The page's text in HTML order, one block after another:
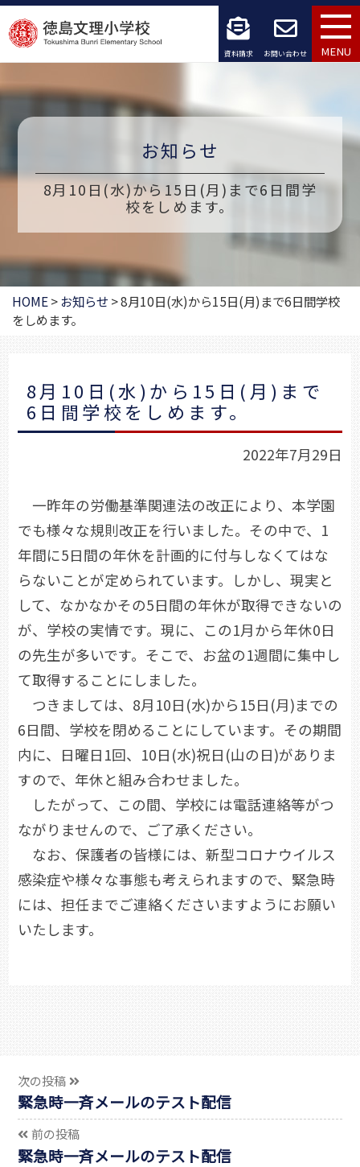
コ
ン
へ
ッ
プ
資料請求 お問い合わせ MENU
お知らせ
8月10日(水)から15日(月)まで6日間学
校をしめます。
HOME>お知らせ >8月10日(水)から15日(月)まで6日間学校
をしめます。
8月10日(水)から15日(月)まで
6日間学校をしめます。
2022年7月29日
一昨年の労働基準関連法の改正により、本学園
でも様々な規則改正を行いました。その中で、1
年間に5日間の年休を計画的に付与しなくてはな
らないことが定められています。しかし、現実と
して、なかなかその5日間の年休が取得できないの
が、学校の実情です。現に、この1月から年休0日
の先生が多いです。そこで、お盆の1週間に集中し
て取得することにしました。
つきましては、8月10日(水)から15日(月)までの
6日間、学校を閉めることにしています。その期間
内に、日曜日1回、10日(水)祝日(山の日)がありま
すので、年休と組み合わせました。
したがって、この間、学校には電話連絡等がつ
ながりませんので、ご了承ください。
なお、保護者の皆様には、新型コロナウイルス
感染症や様々な事態も考えられますので、緊急時
には、担任までご連絡くださいますようにお願い
いたします。
次の投稿
緊急時一斉メールのテスト配信
前の投稿
緊急時一斉メールのテスト配信